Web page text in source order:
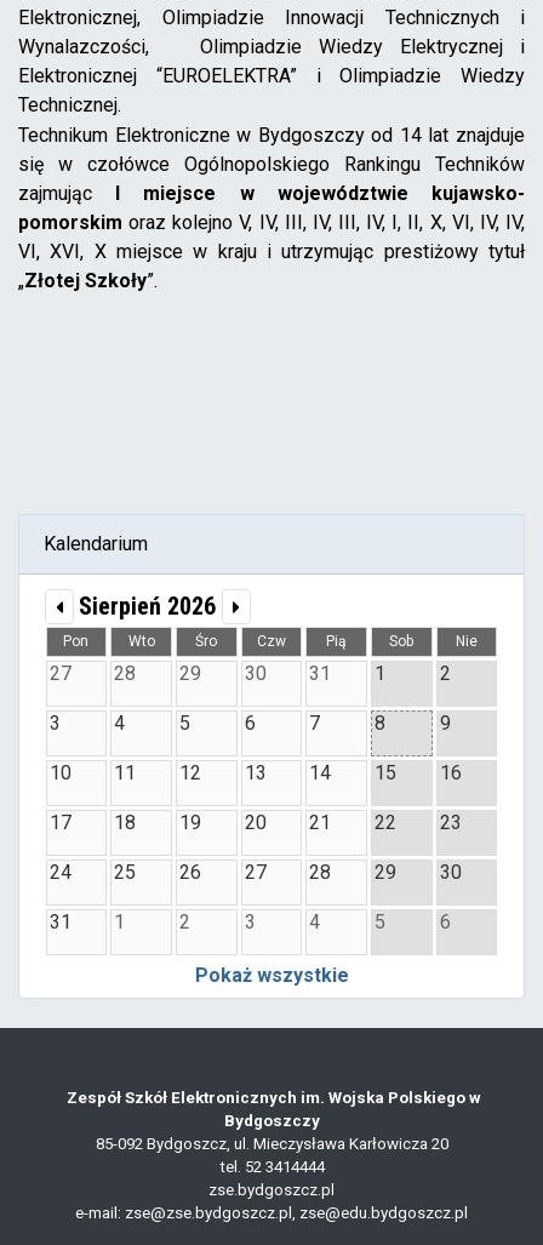
Elektronicznej, Olimpiadzie Innowacji Technicznych i
Wynalazczości, Olimpiadzie Wiedzy Elektrycznej i
Elektronicznej “EUROELEKTRA” i Olimpiadzie Wiedzy
Technicznej.
Technikum Elektroniczne w Bydgoszczy od 14 lat znajduje
się w czołówce Ogólnopolskiego Rankingu Techników
zajmując
I miejsce w województwie kujawsko-
pomorskim oraz kolejno V, IV, III, IV, III, IV, I, II, X, VI, IV, IV,
VI, XVI, X miejsce w kraju i utrzymując prestiżowy tytuł
„Złotej Szkoły”.
Kalendarium
Sierpień 2026
Pon Wto Śro Czw Pią Sob Nie
27 28 29 30 31 1 2
3 4 5 6 7 8 9
10 11 12 13 14 15 16
17 18 19 20 21 22 23
24 25 26 27 28 29 30
31 1 2 3 4 5 6
Pokaż wszystkie
Zespół Szkół Elektronicznych im. Wojska Polskiego w
Bydgoszczy
85-092 Bydgoszcz, ul. Mieczysława Karłowicza 20
tel. 52 3414444
zse.bydgoszcz.pl
e-mail: zse@zse.bydgoszcz.pl, zse@edu.bydgoszcz.pl